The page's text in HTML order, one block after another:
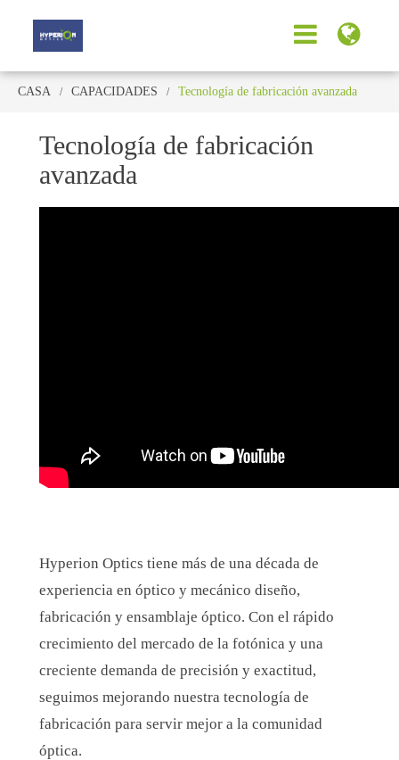
CASA CAPACIDADES Tecnología de fabricación avanzada
Tecnología de fabricación
avanzada
Hyperion Optics tienemás de una década de
experiencia enópticoy mecánico diseño,
fabricación yensamblaje óptico.Con el rápido
crecimiento del mercado de la fotónica y una
crecientedemanda de precisión y exactitud,
seguimos mejorandonuestra tecnología de
fabricaciónpara servir mejor a la comunidad
óptica.